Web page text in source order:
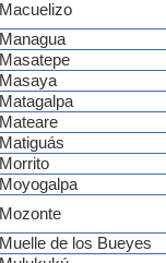
Macuelizo
Managua
Masatepe
Masaya
Matagalpa
Mateare
Matiguás
Morrito
Moyogalpa
Mozonte
Muelle de los Bueyes